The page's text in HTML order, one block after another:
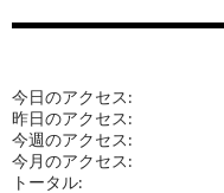
今日のアクセス:
昨日のアクセス:
今週のアクセス:
今月のアクセス:
トータル: